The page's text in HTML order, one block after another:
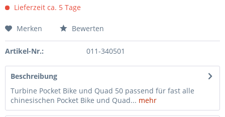
Lieferzeit ca. 5 Tage
Merken Bewerten
Artikel-Nr.: 011-340501
Beschreibung
Turbine Pocket Bike und Quad 50 passend für fast alle
chinesischen Pocket Bike und Quad... mehr